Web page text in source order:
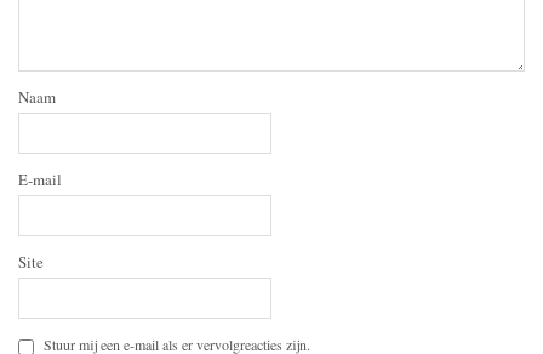
Naam
E-mail
Site
Stuur mij een e-mail als er vervolgreacties zijn.